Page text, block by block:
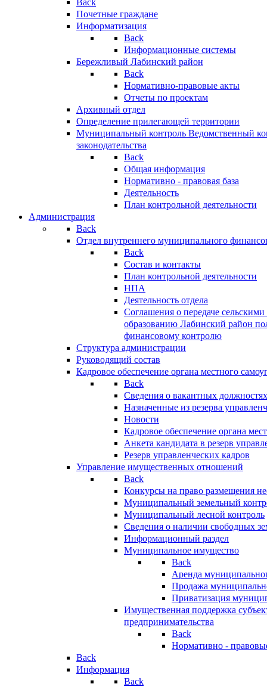
Back
Почетные граждане
Информатизация
Back
Информационные системы
Бережливый Лабинский район
Back
Нормативно-правовые акты
Отчеты по проектам
Архивный отдел
Определение прилегающей территории
Муниципальный контроль Ведомственный
законодательства
Back
Общая информация
Нормативно - правовая база
Деятельность
План контрольной деятельности
Администрация
Back
Отдел внутреннего муниципального
Back
Состав и контакты
План контрольной деятельности
НПА
Деятельность отдела
Соглашения о передаче
образованию Лабинский район
финансовому контролю
Структура администрации
Руководящий состав
Кадровое обеспечение органа местного
Back
Сведения о вакантных
Назначенные из резерва
Новости
Кадровое обеспечение органа
Анкета кандидата в резерв
Резерв управленческих кадров
Управление имущественных отношений
Back
Конкурсы на право размещения
Муниципальный земельный
Муниципальный лесной контроль
Сведения о наличии свободных
Информационный раздел
Муниципальное имущество
Back
Аренда
Продажа
Приватизация
Имущественная поддержка
предпринимательства
Back
Нормативно -
Back
Информация
Back